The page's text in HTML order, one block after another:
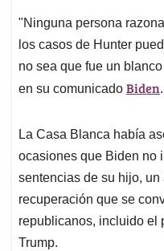
"Ninguna persona
los casos de Hunter
no sea que fue un
en su comunicado Biden.
La Casa Blanca había
ocasiones que Biden no
sentencias de su hijo,
recuperación que se
republicanos, incluido el
Trump.